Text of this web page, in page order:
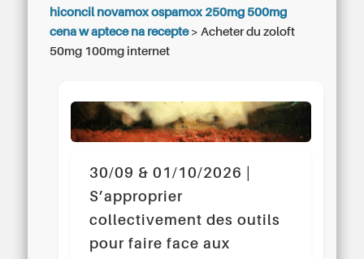
hiconcil novamox ospamox 250mg 500mg
cena w aptece na recepte> Acheter du zoloft
50mg 100mg internet
30/09 & 01/10/2026 |
S’approprier
collectivement des outils
pour faire face aux